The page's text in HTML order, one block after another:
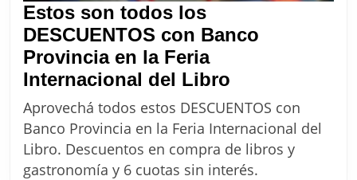
Estos son todos los
DESCUENTOS con Banco
Provincia en la Feria
Internacional del Libro
son
todos
los
Aprovechá todos estos DESCUENTOS con
Banco Provincia en la Feria Internacional del
Libro. Descuentos en compra de libros y
gastronomía y 6 cuotas sin interés.